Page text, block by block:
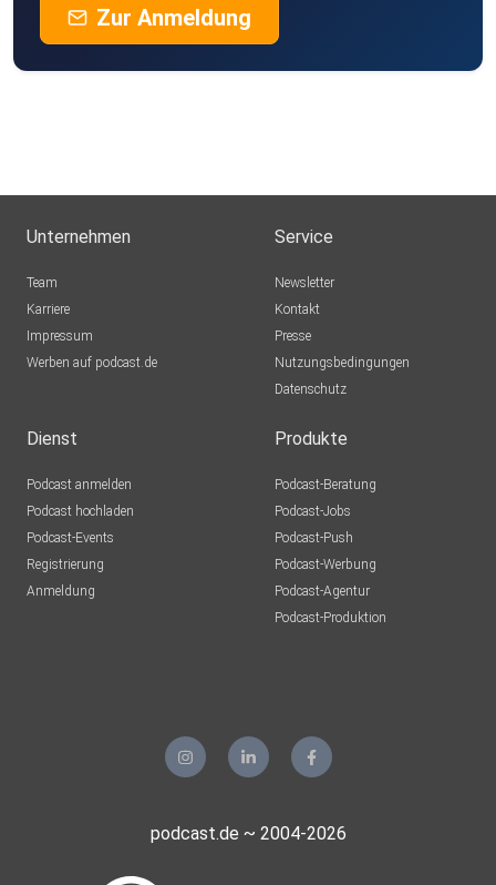
Zur Anmeldung
Unternehmen
Team
Karriere
Impressum
Werben auf podcast.de
Service
Newsletter
Kontakt
Presse
Nutzungsbedingungen
Datenschutz
Dienst
Podcast anmelden
Podcast hochladen
Podcast-Events
Registrierung
Anmeldung
Produkte
Podcast-Beratung
Podcast-Jobs
Podcast-Push
Podcast-Werbung
Podcast-Agentur
Podcast-Produktion
podcast.de ~ 2004-2026